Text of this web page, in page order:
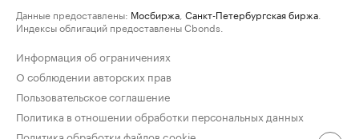
Данные предоставлены: Мосбиржа Санкт-Петербургская биржа
Индексы облигаций предоставлены Cbonds.
Информация об ограничениях
О соблюдении авторских прав
Пользовательское соглашение
Политика в отношении обработки персональных данных
Политика обработки файлов cookie